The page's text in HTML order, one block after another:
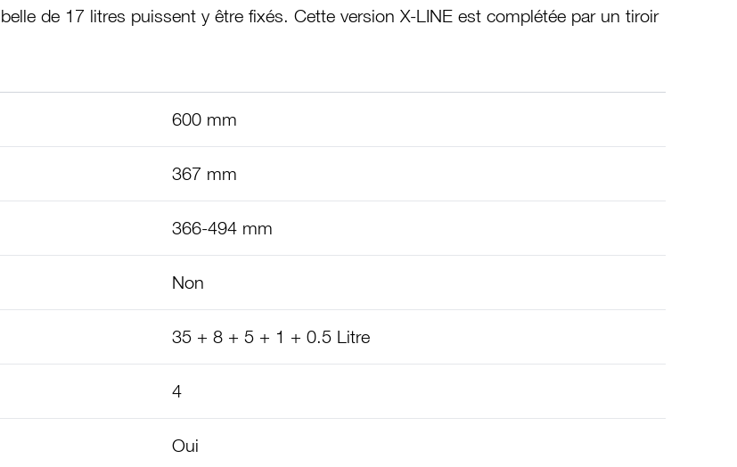
de 17 litres puissent y être fixés. Cette version X-LINE est complétée par un tiroir
600 mm
367 mm
366-494 mm
Non
35 + 8 + 5 + 1 + 0.5 Litre
4
Oui